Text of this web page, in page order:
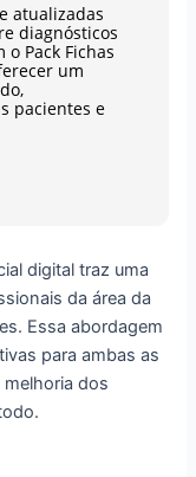
atualizadas
diagnósticos
Pack Fichas
um
pacientes e
digital traz uma
da área da
Essa abordagem
para ambas as
dos